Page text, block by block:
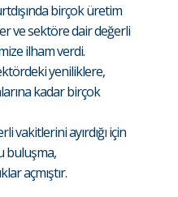
birçok üretim
ve sektöre dair değerli
ilham verdi.
yeniliklere,
kadar birçok
vakitlerini ayırdığı için
buluşma,
açmıştır.